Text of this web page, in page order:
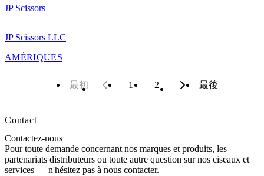
JP Scissors
JP Scissors LLC
AMÉRIQUES
最初 1 2 最後
Contact
Contactez-nous
Pour toute demande concernant nos marques et produits, les
partenariats distributeurs ou toute autre question sur nos ciseaux et
services — n'hésitez pas à nous contacter.